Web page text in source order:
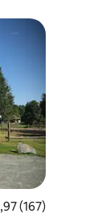
plus aimés
moyenne de
(167)